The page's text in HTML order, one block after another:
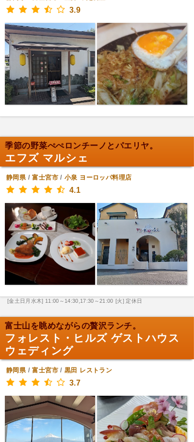
3.9
季節の野菜ぺぺロンチーノとパエリヤ。
エフズ マルシェ
静岡県/富士宮市/小泉 ヨーロッパ料理店
4.1
[金土日月水木] 11:00～14:30,17:30～21:00 [火] 定休日
富士山を眺めながらの贅沢ランチ。
フォレスト・ヒルズ ゲストハウス
ウェディング
静岡県/富士宮市/黒田 レストラン
3.7